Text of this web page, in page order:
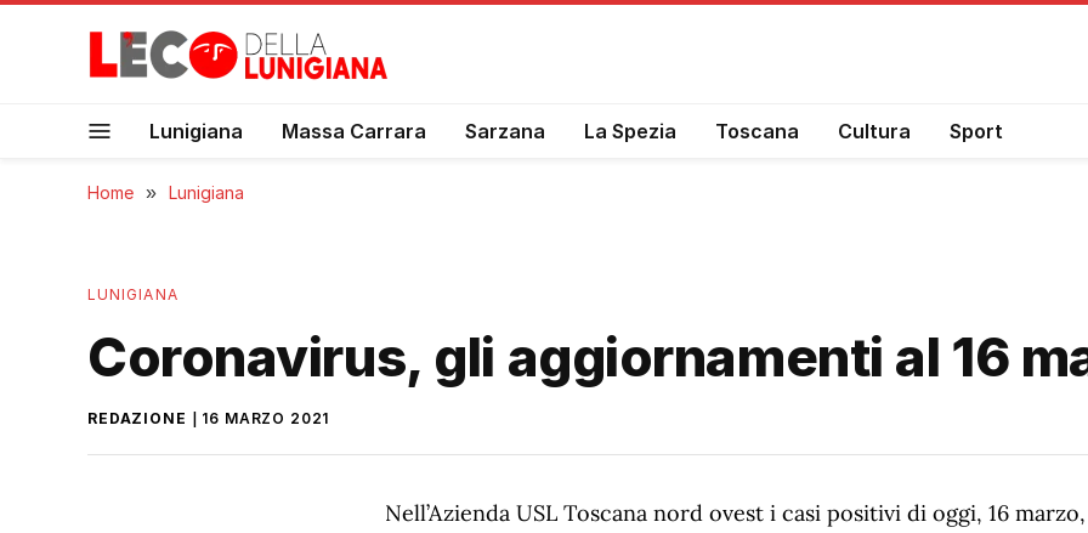
Lunigiana Massa Carrara Sarzana La Spezia Toscana Cultura Sport
Home » Lunigiana
LUNIGIANA
Coronavirus, gli aggiornamenti al 16
REDAZIONE 16 MARZO 2021
Nell’Azienda USL Toscana nord ovest i casi positivi di oggi, 16